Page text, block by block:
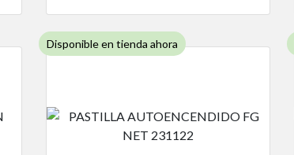
Disponible en tienda ahora